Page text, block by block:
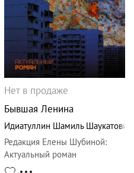
Нет в продаже
Бывшая Ленина
Идиатуллин Шамиль Шаукатович
Редакция Елены Шубиной:
Актуальный роман